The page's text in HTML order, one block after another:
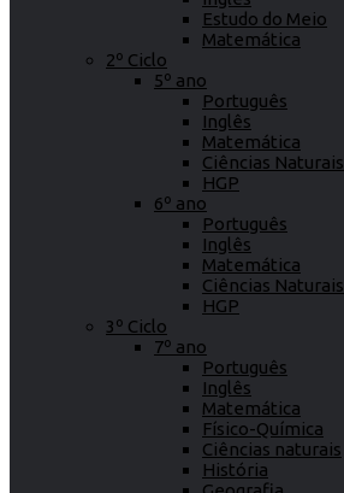
Estudo do Meio
Matemática
2º Ciclo
5º ano
Português
Inglês
Matemática
Ciências Naturais
HGP
6º ano
Português
Inglês
Matemática
Ciências Naturais
HGP
3º Ciclo
7º ano
Português
Inglês
Matemática
Físico-Química
Ciências naturais
História